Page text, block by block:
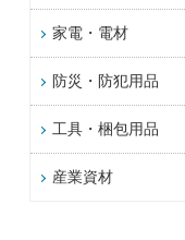
家電・電材
防災・防犯用品
工具・梱包用品
産業資材